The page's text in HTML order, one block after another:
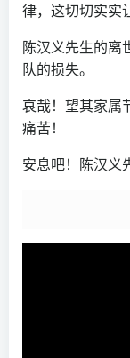
律，这切切实实
陈汉义先生的离
队的损失。
哀哉！望其家属
痛苦！
安息吧！陈汉义